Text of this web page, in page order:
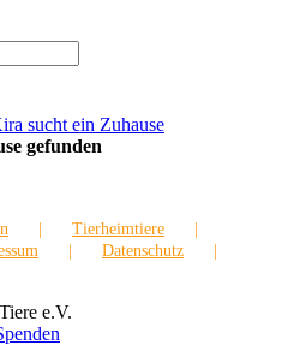
gefunden
Tierheimtiere
Datenschutz
e.V.